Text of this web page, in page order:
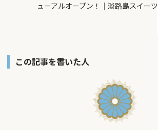
ューアルオープン！｜淡路島スイーツ
この記事を書いた人